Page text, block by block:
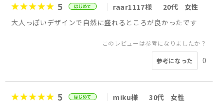
5 raar1117様 20代
女性
大人っぽいデザインで自然に盛れるところが良かったです
このレビューは参考になりましたか？
参考になった 0
5 miku様 30代
女性